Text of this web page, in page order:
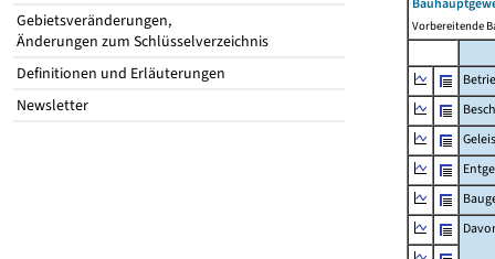
Gebietsveränderungen,
Änderungen zum Schlüsselverzeichnis
Definitionen und Erläuterungen
Newsletter
Vorbereitende